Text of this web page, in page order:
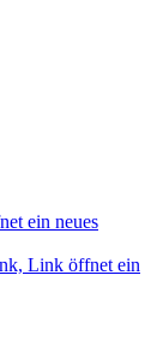
ein neues
Link öffnet ein